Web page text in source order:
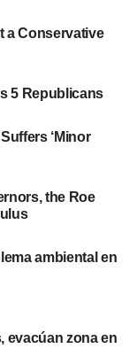
a Conservative
5 Republicans
‘Minor
the Roe
ambiental en
evacúan zona en